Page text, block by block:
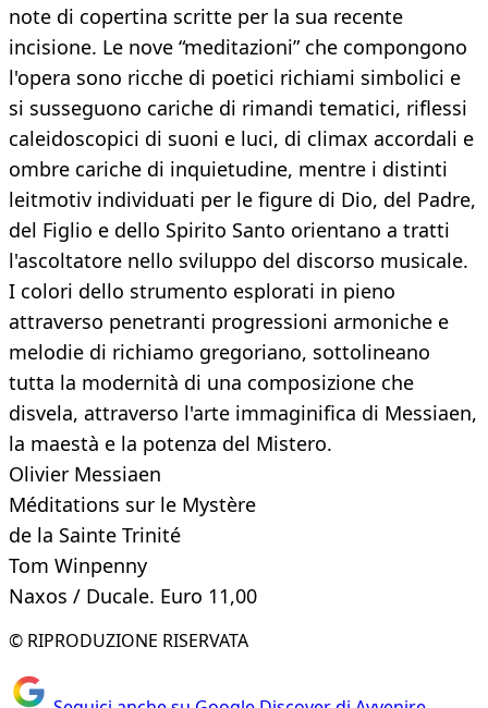
note di copertina scritte per la sua recente
incisione. Le nove “meditazioni” che compongono
l'opera sono ricche di poetici richiami simbolici e
si susseguono cariche di rimandi tematici, riflessi
caleidoscopici di suoni e luci, di climax accordali e
ombre cariche di inquietudine, mentre i distinti
leitmotiv individuati per le figure di Dio, del Padre,
del Figlio e dello Spirito Santo orientano a tratti
l'ascoltatore nello sviluppo del discorso musicale.
I colori dello strumento esplorati in pieno
attraverso penetranti progressioni armoniche e
melodie di richiamo gregoriano, sottolineano
tutta la modernità di una composizione che
disvela, attraverso l'arte immaginifica di Messiaen,
la maestà e la potenza del Mistero.
Olivier Messiaen
Méditations sur le Mystère
de la Sainte Trinité
Tom Winpenny
Naxos / Ducale. Euro 11,00
© RIPRODUZIONE RISERVATA